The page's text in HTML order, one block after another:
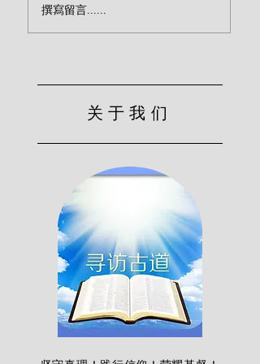
德华兹）
撰寫留言......
关于我们